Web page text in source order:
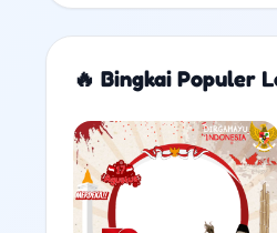
🔥 Bingkai Populer